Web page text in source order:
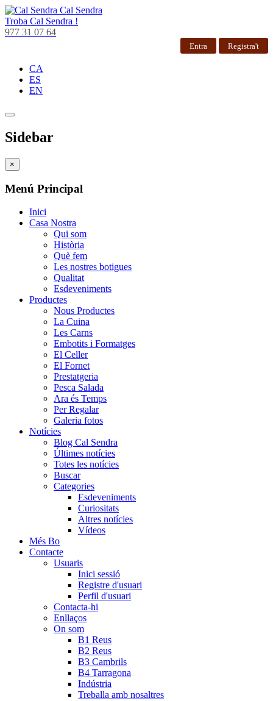
Cal Sendra
Troba Cal Sendra !
977 31 07 64
Entra Registra't
CA
ES
EN
Sidebar
×
Menú Principal
Inici
Casa Nostra
Qui som
Història
Què fem
Les nostres botigues
Qualitat
Esdeveniments
Productes
Nous Productes
La Cuina
Les Carns
Embotits i Formatges
El Celler
El Fornet
Prestatgeria
Pesca Salada
Ara és Temps
Per Regalar
Galeria fotos
Notícies
Blog Cal Sendra
Últimes notícies
Totes les notícies
Buscar
Categories
Esdeveniments
Curiositats
Altres notícies
Vídeos
Més Bo
Contacte
Usuaris
Inici sessió
Registre d'usuari
Perfil d'usuari
Contacta-hi
Enllaços
On som
B1 Reus
B2 Reus
B3 Cambrils
B4 Tarragona
Indústria
Treballa amb nosaltres